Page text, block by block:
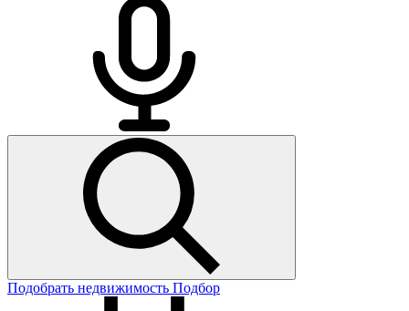
Подобрать недвижимость Подбор